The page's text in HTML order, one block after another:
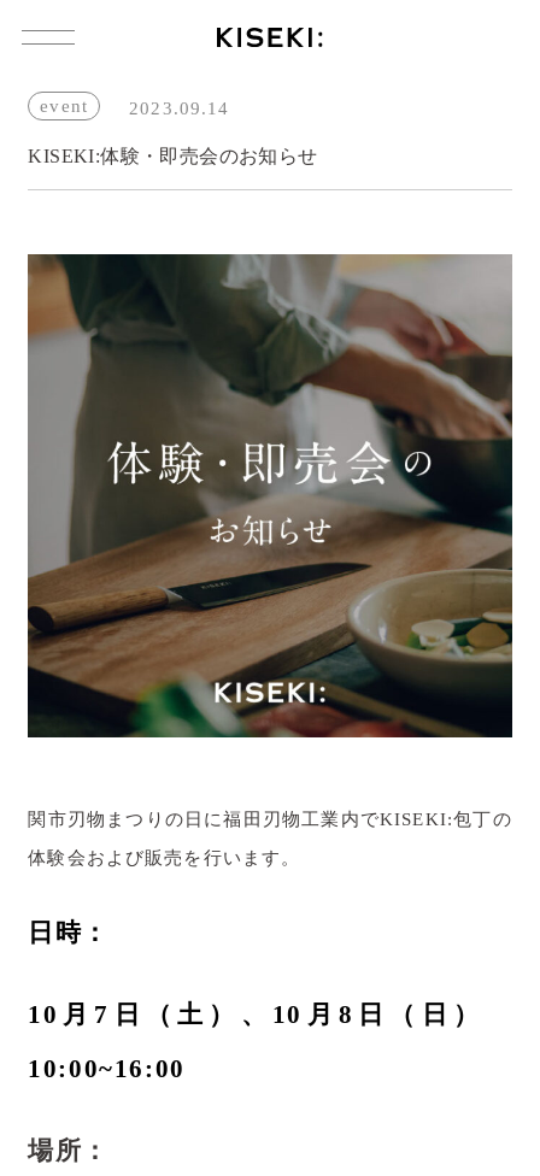
ン
製 品
製品一覧
KISEKI:三徳
KISEKI:ペティ
KISEKI:青森ヒバのまな板
KISEKI:カッティングボード
KISEKI:三徳
ダイヤモンド砥石・専用ホルダー
KISEKI:ペティ
ダイヤモンド砥石・専用ホルダー
KISEKI:について
おいしい切れ味の秘密
開発ストーリー
KISEKI:のサポート
研ぎ直しサービス 里帰り
お問い合わせ
event 2023.09.14
KISEKI:体験・即売会のお知らせ
関市刃物まつりの日に福田刃物工業内でKISEKI:包丁の
体験会および販売を行います。
日時：
10月7日（土）、10月8日（日）
10:00~16:00
場所：